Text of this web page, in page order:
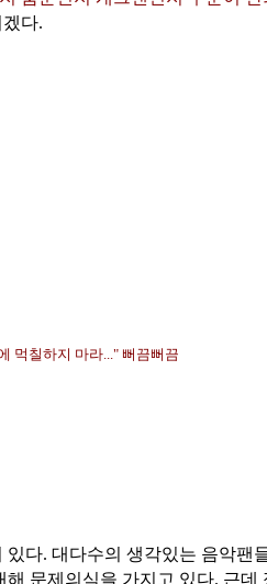
다.
먹칠하지 마라..." 뻐끔뻐끔
다. 대다수의 생각있는 음악팬
문제의식을 가지고 있다. 근데